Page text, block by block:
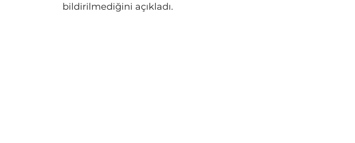
bildirilmediğini açıkladı.